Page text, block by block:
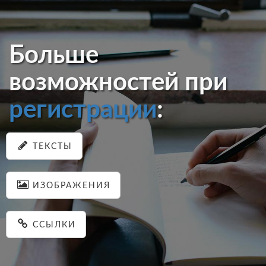
Больше
возможностей при
регистрации:
ТЕКСТЫ
ИЗОБРАЖЕНИЯ
ССЫЛКИ